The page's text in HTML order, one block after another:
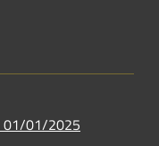
01/01/2025